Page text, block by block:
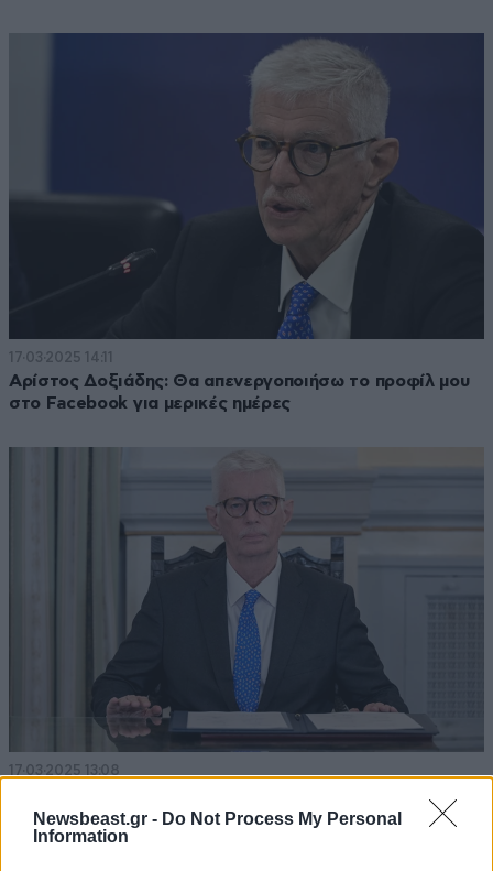
Newsbeast.gr - Do Not Process My Personal
Information
17·03·2025 14:11
Αρίστος Δοξιάδης: Θα απενεργοποιήσω το προφίλ μου
στο Facebook για μερικές ημέρες
17·03·2025 13:08
είχαμε γνώση των υποθέσεων αυτών», λέει η κυβέρνηση
– «Κανένα θέμα για τον Τσάφο»